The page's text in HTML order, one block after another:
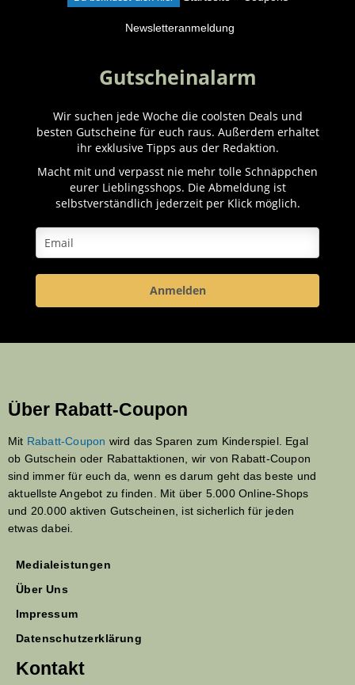
Newsletteranmeldung
Gutscheinalarm
Wir suchen jede Woche die coolsten Deals und
besten Gutscheine für euch raus. Außerdem erhaltet
ihr exklusive Tipps aus der Redaktion.
Macht mit und verpasst nie mehr tolle Schnäppchen
eurer Lieblingsshops. Die Abmeldung ist
selbstverständlich jederzeit per Klick möglich.
Anmelden
Über Rabatt-Coupon
Mit Rabatt-Coupon wird das Sparen zum Kinderspiel. Egal
ob Gutschein oder Rabattaktionen, wir von Rabatt-Coupon
sind immer für euch da, wenn es darum geht das beste und
aktuellste Angebot zu finden. Mit über 5.000 Online-Shops
und 20.000 aktiven Gutscheinen, ist sicherlich für jeden
etwas dabei.
Medialeistungen
Über Uns
Impressum
Datenschutzerklärung
Kontakt